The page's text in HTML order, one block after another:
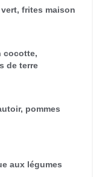
frites maison
cocotte,
de terre
pommes
aux légumes